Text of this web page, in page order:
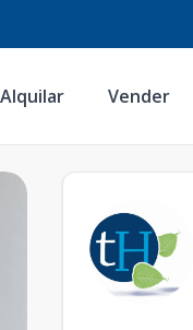
Alquilar Vender